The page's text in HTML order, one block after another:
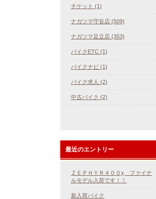
チケット (1)
ナガツマ守谷店 (509)
ナガツマ足立店 (353)
バイクETC (1)
バイクナビ (1)
バイク求人 (2)
中古バイク (2)
最近のエントリー
ＺＥＰＨＹＲ４００χ ファイナ
ルモデル入荷です！！
新入荷バイク